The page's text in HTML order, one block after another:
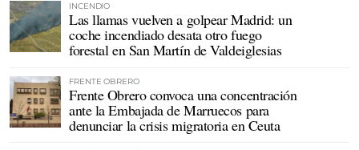
INCENDIO
Las llamas vuelven a golpear Madrid: un
coche incendiado desata otro fuego
forestal en San Martín de Valdeiglesias
FRENTE OBRERO
Frente Obrero convoca una concentración
ante la Embajada de Marruecos para
denunciar la crisis migratoria en Ceuta